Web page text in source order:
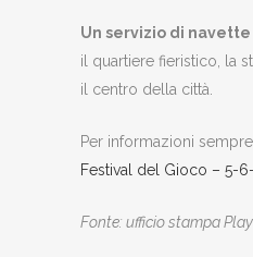
Un servizio di
il quartiere fieristico, la
il centro della città.
Per informazioni
Festival del Gioco – 5-
Fonte: ufficio stampa Play